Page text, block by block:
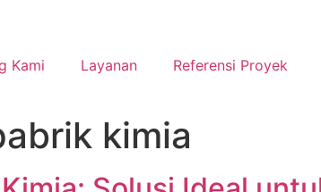
Kami Layanan Referensi Proyek
kimia